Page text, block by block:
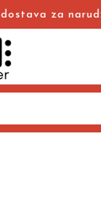
dostava za